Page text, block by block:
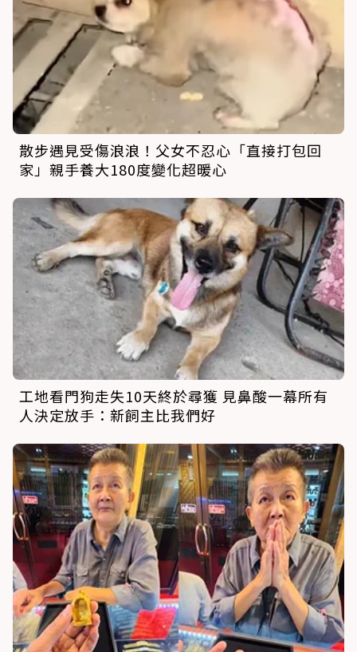
散步遇見受傷浪浪！父女不忍心「直接打包回
家」親手養大180度變化超暖心
工地看門狗走失10天終於尋獲 見鼻酸一幕所有
人決定放手：新飼主比我們好